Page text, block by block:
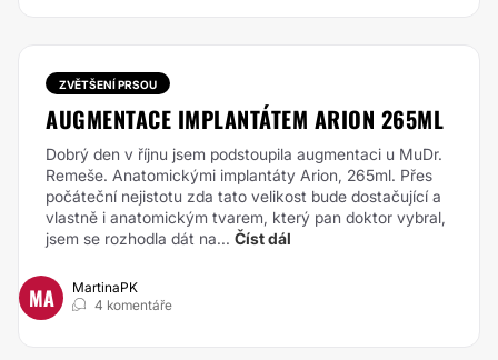
ZVĚTŠENÍ PRSOU
AUGMENTACE IMPLANTÁTEM ARION 265ML
Dobrý den v říjnu jsem podstoupila augmentaci u MuDr.
Remeše. Anatomickými implantáty Arion, 265ml. Přes
počáteční nejistotu zda tato velikost bude dostačující a
vlastně i anatomickým tvarem, který pan doktor vybral,
jsem se rozhodla dát na... Číst dál
MA
MartinaPK
4 komentáře